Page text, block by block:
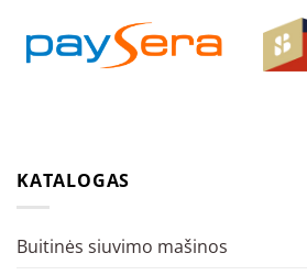
KATALOGAS
Buitinės siuvimo mašinos